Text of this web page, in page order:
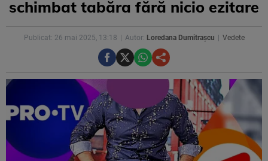
schimbat tabăra fără nicio ezitare
Publicat: 26 mai 2025, 13:18 Autor: Loredana Dumitrașcu Vedete